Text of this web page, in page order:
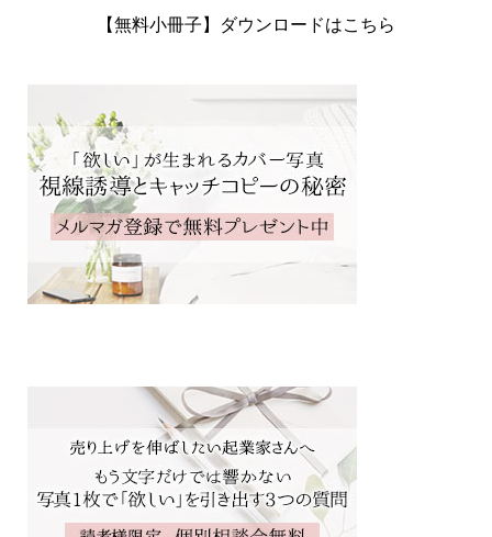
【無料小冊子】ダウンロードはこちら